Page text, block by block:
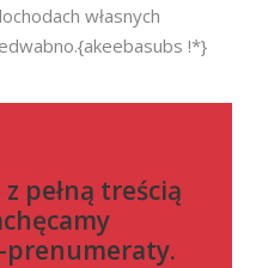
własnych
!*}
pełną treścią
prenumeraty.